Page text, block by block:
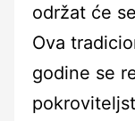
održat će
Ova
godine se